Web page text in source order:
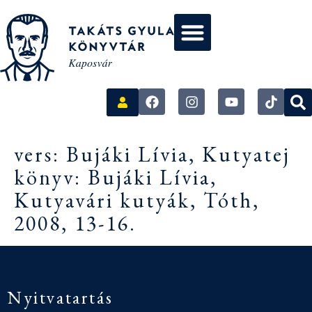
vers: Bujáki Lívia, Kutyatej
könyv: Bujáki Lívia,
Kutyavári kutyák, Tóth,
2008, 13-16.
Nyitvatartás